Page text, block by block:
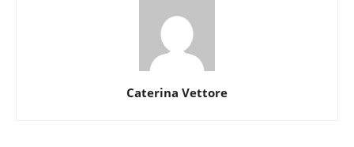
Caterina Vettore